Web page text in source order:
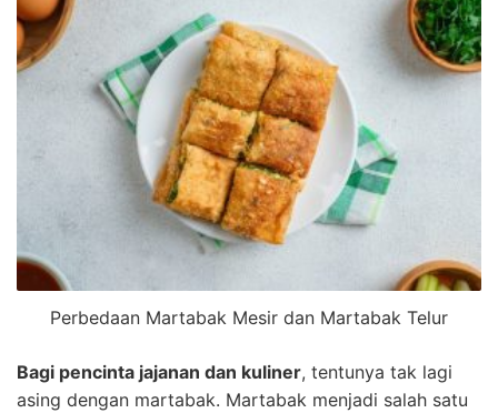
Perbedaan Martabak Mesir dan Martabak Telur
Bagi pencinta jajanan dan kuliner, tentunya tak lagi
asing dengan martabak. Martabak menjadi salah satu